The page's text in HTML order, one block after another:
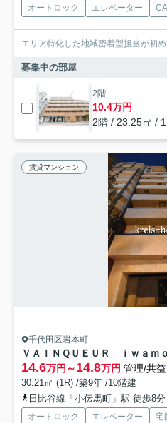
オートロック エレベーター
エリア特化した地域密着型担当が初
募集中の部屋
2階
10.4万円
2階 / 23.25㎡ /
賃貸マンション
千代田区岩本町
ＶＡＩＮＱＵＥＵＲ ｉｗａｍ
14.6万円～14.8万円 管理/共
30.21㎡ (1R) /築9年 /10階建
日比谷線「小伝馬町」駅 徒歩8分
オートロック エレベーター 宅